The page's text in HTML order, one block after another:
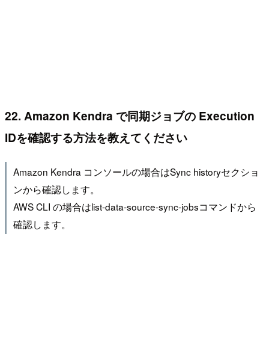
22. Amazon Kendra で同期ジョブの Execution
IDを確認する方法を教えてください
Amazon Kendra コンソールの場合はSync historyセクショ
ンから確認します。
AWS CLI の場合はlist-data-source-sync-jobsコマンドから
確認します。